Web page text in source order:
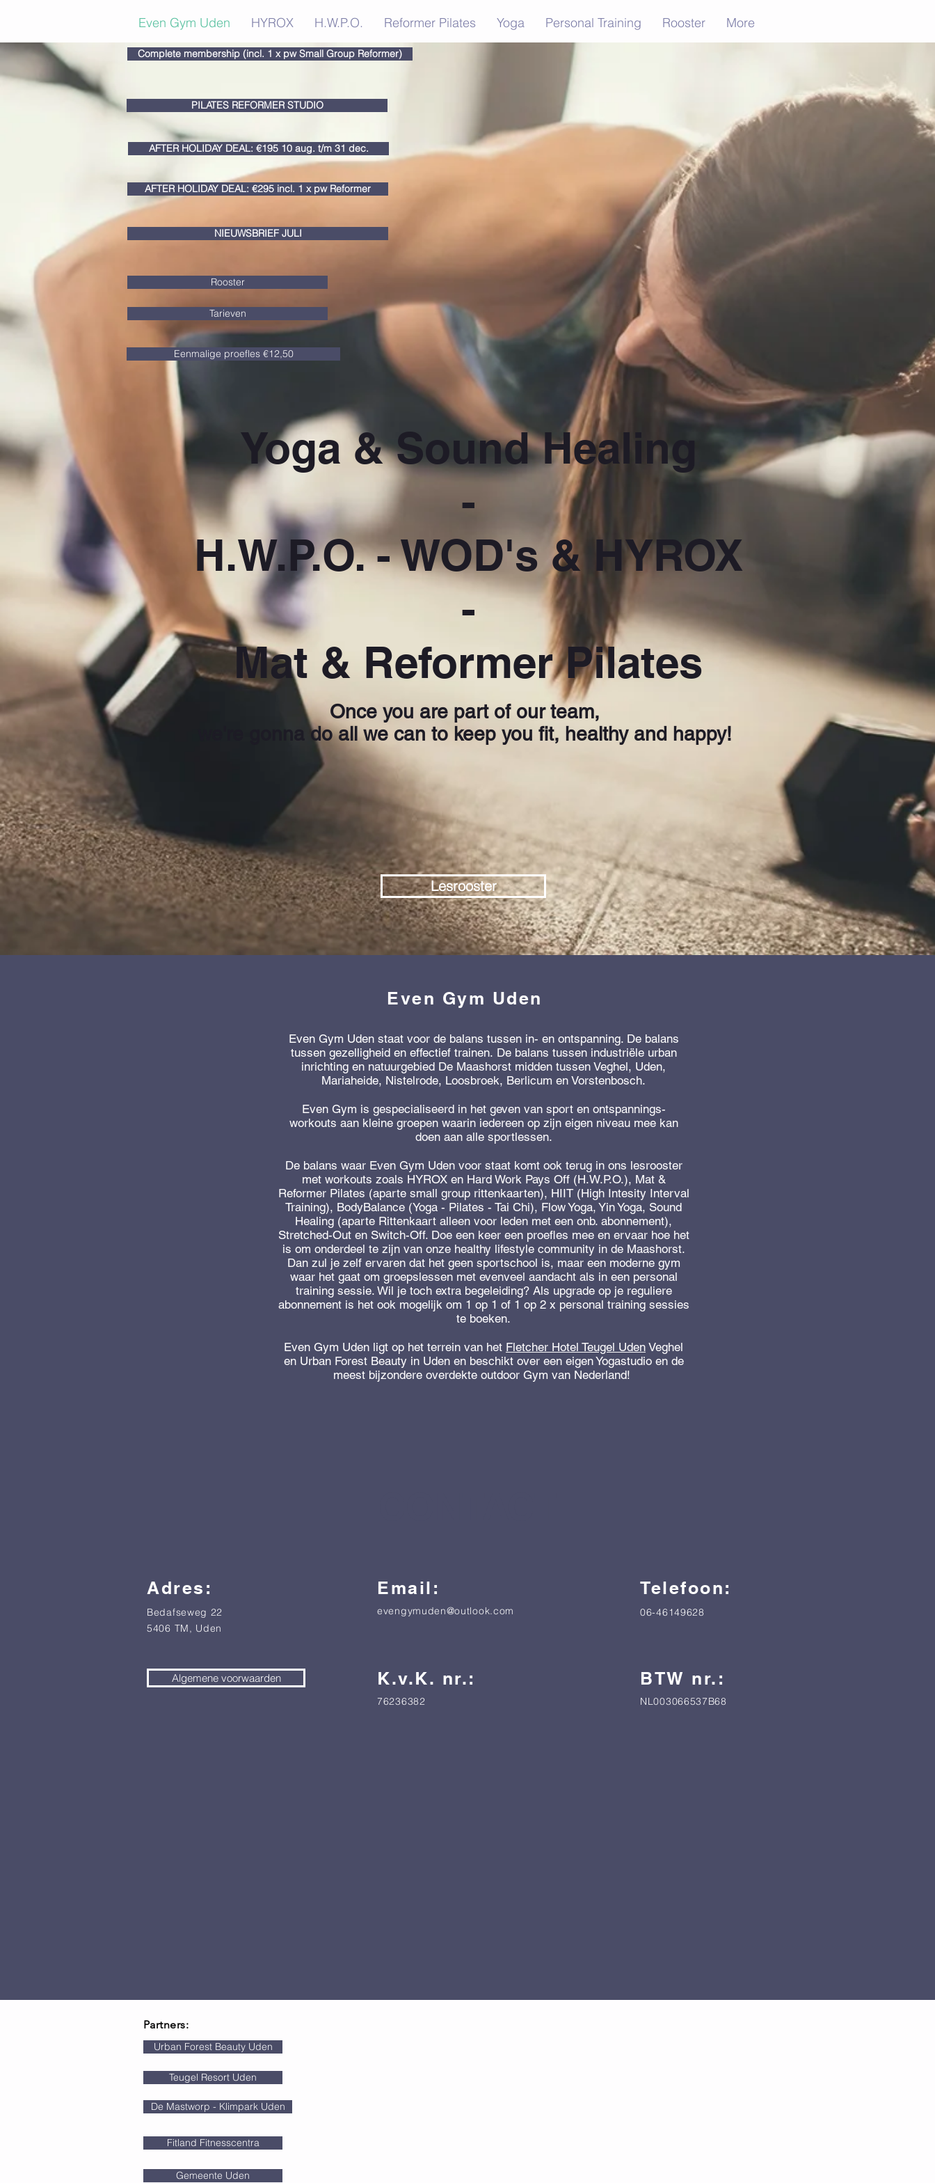
Even Gym Uden HYROX H.W.P.O. Reformer Pilates Yoga Personal Training Rooster More
Complete membership (incl. 1 x pw Small Group Reformer)
PILATES REFORMER STUDIO
AFTER HOLIDAY DEAL: €195 10 aug. t/m 31 dec.
AFTER HOLIDAY DEAL: €295 incl. 1 x pw Reformer
NIEUWSBRIEF JULI
Rooster
Tarieven
Eenmalige proefles €12,50
Yoga & Sound Healing
-
H.W.P.O. - WOD's & HYROX
-
Mat & Reformer Pilates
Once you are part of our team,
we're gonna do all we can to keep you fit, healthy and happy!
Lesrooster
Even Gym Uden
Even Gym Uden staat voor de balans tussen in- en ontspanning. De balans
tussen gezelligheid en effectief trainen. De balans tussen industriële urban
inrichting en natuurgebied De Maashorst midden tussen Veghel, Uden,
Mariaheide, Nistelrode, Loosbroek, Berlicum en Vorstenbosch.
Even Gym is gespecialiseerd in het geven van sport en ontspannings-
workouts aan kleine groepen waarin iedereen op zijn eigen niveau mee kan
doen aan alle sportlessen.
De balans waar Even Gym Uden voor staat komt ook terug in ons lesrooster
met workouts zoals HYROX en Hard Work Pays Off (H.W.P.O.), Mat &
Reformer Pilates (aparte small group rittenkaarten), HIIT (High Intesity Interval
Training), BodyBalance (Yoga - Pilates - Tai Chi), Flow Yoga, Yin Yoga, Sound
Healing (aparte Rittenkaart alleen voor leden met een onb. abonnement),
Stretched-Out en Switch-Off. Doe een keer een proefles mee en ervaar hoe het
is om onderdeel te zijn van onze healthy lifestyle community in de Maashorst.
Dan zul je zelf ervaren dat het geen sportschool is, maar een moderne gym
waar het gaat om groepslessen met evenveel aandacht als in een personal
training sessie. Wil je toch extra begeleiding? Als upgrade op je reguliere
abonnement is het ook mogelijk om 1 op 1 of 1 op 2 x personal training sessies
te boeken.
Even Gym Uden ligt op het terrein van het Fletcher Hotel Teugel Uden Veghel
en Urban Forest Beauty in Uden en beschikt over een eigen Yogastudio en de
meest bijzondere overdekte outdoor Gym van Nederland!
Adres:
Bedafseweg 22
5406 TM, Uden
Algemene voorwaarden
Email:
evengymuden@outlook.com
K.v.K. nr.:
76236382
Telefoon:
06-46149628
BTW nr.:
NL003066537B68
Partners:
Urban Forest Beauty Uden
Teugel Resort Uden
De Mastworp - Klimpark Uden
Fitland Fitnesscentra
Gemeente Uden